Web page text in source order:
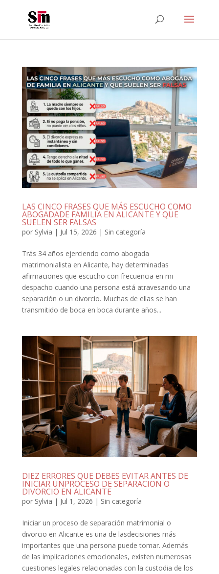
LAS CINCO FRASES QUE MÁS ESCUCHO COMO
ABOGADADE FAMILIA EN ALICANTE Y QUE
SUELEN SER FALSAS
por Sylvia | Jul 15, 2026 | Sin categoría
Trás 34 años ejerciendo como abogada
matrimonialista en Alicante, hay determinadas
afirmaciones que escucho con frecuencia en mi
despacho cuando una persona está atravesando una
separación o un divorcio. Muchas de ellas se han
transmitido de boca en boca durante años...
DIEZ ERRORES QUE DEBES EVITAR ANTES DE
INICIAR UNPROCESO DE SEPARACION O
DIVORCIO EN ALICANTE
por Sylvia | Jul 1, 2026 | Sin categoría
Iniciar un proceso de separación matrimonial o
divorcio en Alicante es una de lasdecisiones más
importantes que una persona puede tomar. Además
de las implicaciones emocionales, existen numerosas
cuestiones legales relacionadas con la custodia de los